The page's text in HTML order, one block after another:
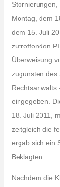
Stornierungen,
Montag, dem
dem 15. Juli
zutreffenden
Überweisung
zugunsten des
Rechtsanwalts
eingegeben.
18. Juli 2011,
zeitgleich die
ergab sich ein
Beklagten.
Nachdem die